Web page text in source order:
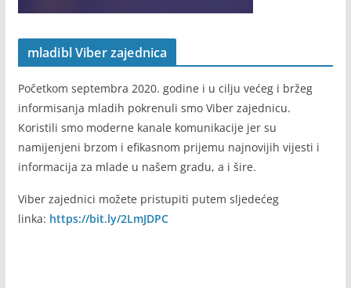
mladibl Viber zajednica
Početkom septembra 2020. godine i u cilju većeg i bržeg
Koristili smo moderne kanale komunikacije jer su
namijenjeni brzom i efikasnom prijemu najnovijih vijesti i